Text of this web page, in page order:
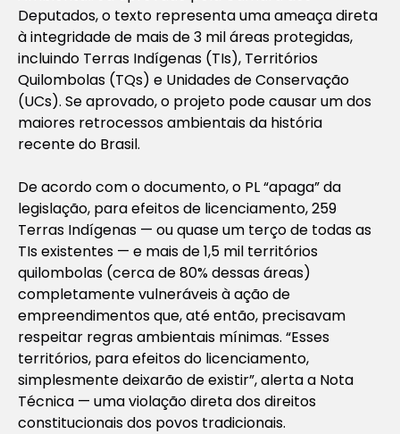
Deputados, o texto representa uma ameaça direta
à integridade de mais de 3 mil áreas protegidas,
incluindo Terras Indígenas (TIs), Territórios
Quilombolas (TQs) e Unidades de Conservação
(UCs). Se aprovado, o projeto pode causar um dos
maiores retrocessos ambientais da história
recente do Brasil.
De acordo com o documento, o PL “apaga” da
legislação, para efeitos de licenciamento, 259
Terras Indígenas — ou quase um terço de todas as
TIs existentes — e mais de 1,5 mil territórios
quilombolas (cerca de 80% dessas áreas)
completamente vulneráveis à ação de
empreendimentos que, até então, precisavam
respeitar regras ambientais mínimas. “Esses
territórios, para efeitos do licenciamento,
simplesmente deixarão de existir”, alerta a Nota
Técnica — uma violação direta dos direitos
constitucionais dos povos tradicionais.